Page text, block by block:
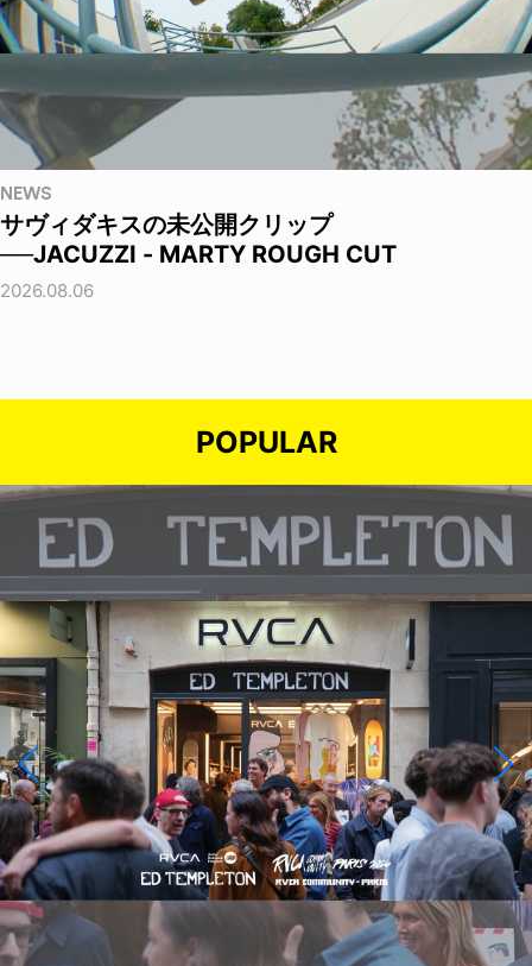
NEWS
サヴィダキスの未公開クリップ
──JACUZZI - MARTY ROUGH CUT
2026.08.06
POPULAR